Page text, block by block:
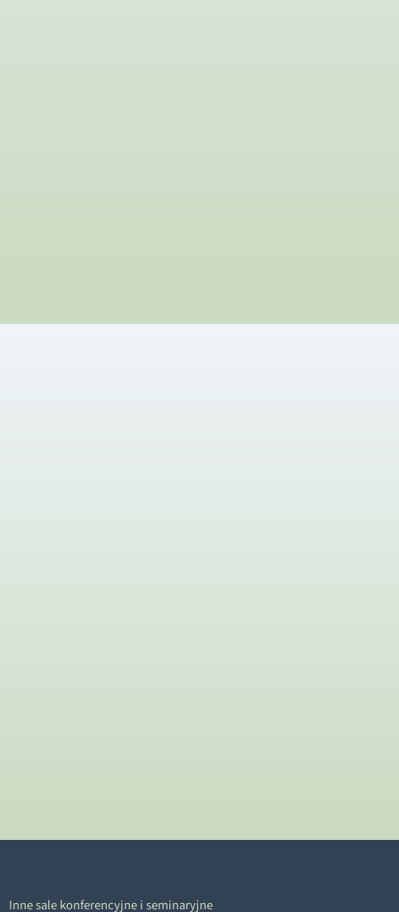
Inne sale konferencyjne i seminaryjne